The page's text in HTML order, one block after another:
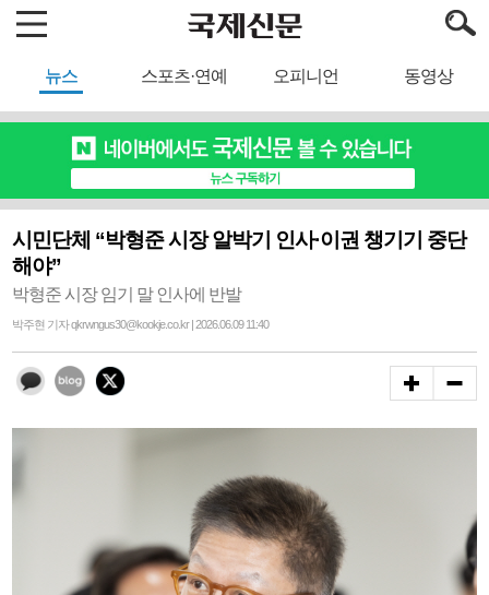
뉴스 스포츠·연예 오피니언 동영상
시민단체 “박형준 시장 알박기 인사·이권 챙기기 중단
해야”
박형준 시장 임기 말 인사에 반발
박주현 기자 qkrwngus30@kookje.co.kr | 2026.06.09 11:40